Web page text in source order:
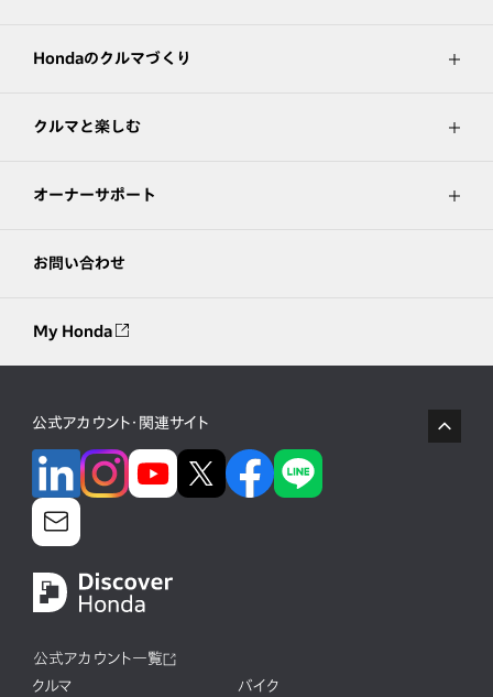
Hondaのクルマづくり
クルマと楽しむ
オーナーサポート
お問い合わせ
My Honda
公式アカウント・関連サイト
公式アカウント一覧
クルマ
バイク